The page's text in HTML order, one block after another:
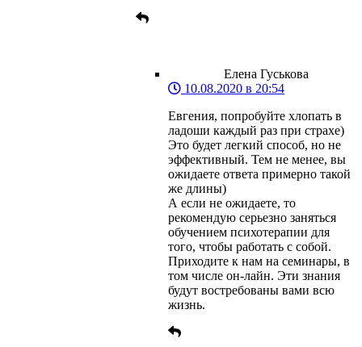
Елена Гуськова
10.08.2020 в 20:54
Евгения, попробуйте хлопать в
ладоши каждый раз при страхе)
Это будет легкий способ, но не
эффективный. Тем не менее, вы
ожидаете ответа примерно такой
же длины)
А если не ожидаете, то
рекомендую серьезно заняться
обучением психотерапии для
того, чтобы работать с собой.
Приходите к нам на семинары, в
том числе он-лайн. Эти знания
будут востребованы вами всю
жизнь.